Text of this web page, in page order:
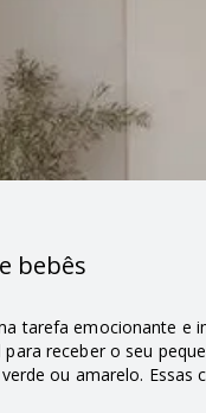
bebês
tarefa emocionante e
receber o seu
ou amarelo. Essas